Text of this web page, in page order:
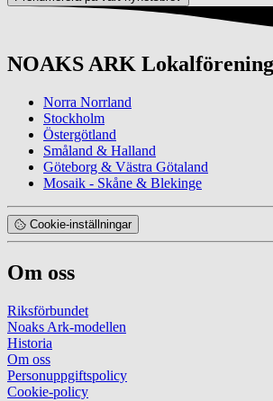
NOAKS ARK
Norra Norrland
Stockholm
Östergötland
Småland & Halland
Göteborg & Västra Götaland
Mosaik - Skåne & Blekinge
Cookie-inställningar
Om oss
Riksförbundet
Noaks Ark-modellen
Historia
Om oss
Personuppgiftspolicy
Cookie-policy